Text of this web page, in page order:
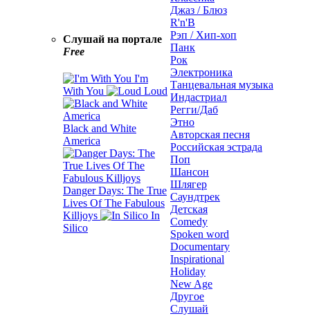
Слушай на портале
Free
I'm
With You
Loud
Black and White
America
Danger Days: The True
Lives Of The Fabulous
Killjoys
In
Silico
Джаз / Блюз
R'n'B
Рэп / Хип-хоп
Панк
Рок
Электроника
Танцевальная музыка
Индастриал
Регги/Даб
Этно
Авторская песня
Российская эстрада
Поп
Шансон
Шлягер
Саундтрек
Детская
Comedy
Spoken word
Documentary
Inspirational
Holiday
New Age
Другое
Слушай